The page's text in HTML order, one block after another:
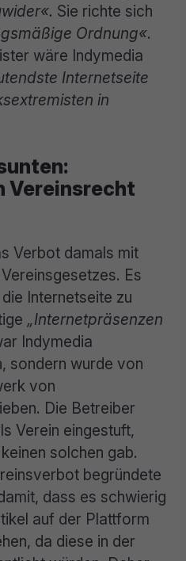
Sie richte sich
Ordnung«.
wäre Indymedia
Internetseite
in
Vereinsrecht
Verbot damals mit
Es
Internetseite zu
„Internetpräsenzen
Indymedia
sondern wurde von
von
Die Betreiber
Verein eingestuft,
solchen gab.
begründete
dass es schwierig
auf der Plattform
da diese in der